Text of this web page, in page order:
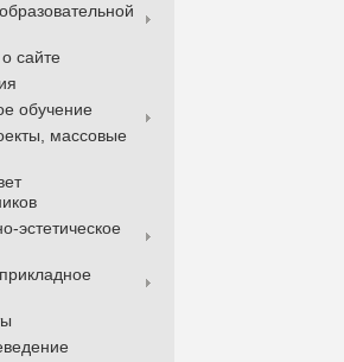
сайте
обучение
массовые
эстетическое